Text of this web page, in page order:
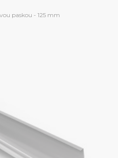
paskou - 125 mm